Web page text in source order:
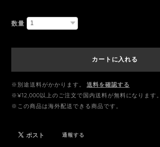
数量
カートに入れる
※別途送料がかかります。
送料を確認する
※¥12,000以上のご注文で国内送料が無料になります。
※この商品は海外配送できる商品です。
通報する